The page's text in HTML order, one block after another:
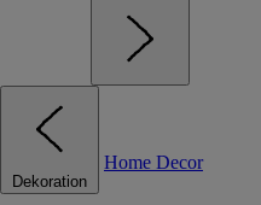
Dekoration
Home Decor